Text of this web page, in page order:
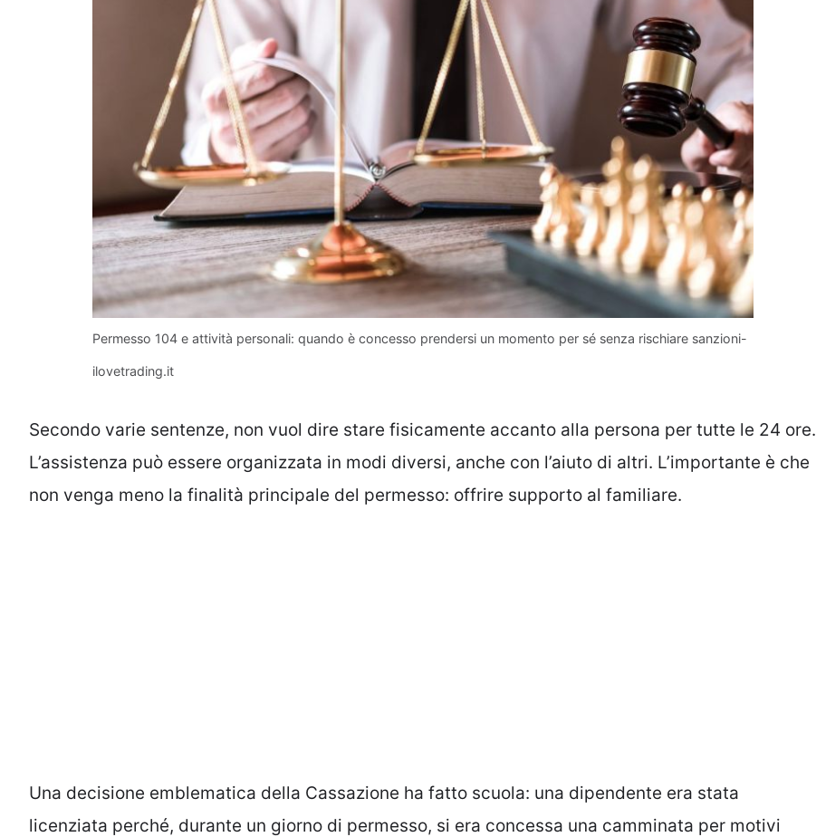
Permesso 104 e attività personali: quando è concesso prendersi un momento per sé senza rischiare sanzioni-
ilovetrading.it
Secondo varie sentenze, non vuol dire stare fisicamente accanto alla persona per tutte le 24 ore.
L’assistenza può essere organizzata in modi diversi, anche con l’aiuto di altri. L’importante è che
non venga meno la finalità principale del permesso: offrire supporto al familiare.
Una decisione emblematica della Cassazione ha fatto scuola: una dipendente era stata
licenziata perché, durante un giorno di permesso, si era concessa una camminata per motivi